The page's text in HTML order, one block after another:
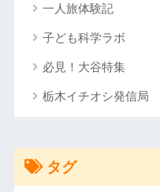
一人旅体験記
子ども科学ラボ
必見！大谷特集
栃木イチオシ発信局
タグ